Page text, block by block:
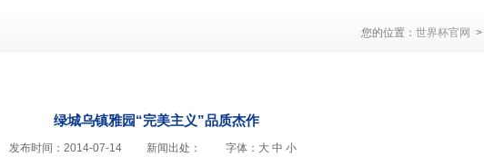
您的位置： 世界杯官网 >
绿城乌镇雅园“完美主义”品质杰作
发布时间：2014-07-14 新闻出处： 字体： 大 中 小